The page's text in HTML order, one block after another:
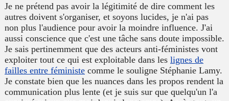
Je ne prétend pas avoir la légitimité de dire comment les
autres doivent s'organiser, et soyons lucides, je n'ai pas
non plus l'audience pour avoir la moindre influence. J'ai
aussi conscience que c'est une tâche sans doute impossible.
Je sais pertinemment que des acteurs anti-féministes vont
exploiter tout ce qui est exploitable dans les lignes de
failles entre féministe comme le souligne Stéphanie Lamy.
Je constate bien que les nuances dans les propos rendent la
communication plus lente (et je suis sur que quelqu'un l'a